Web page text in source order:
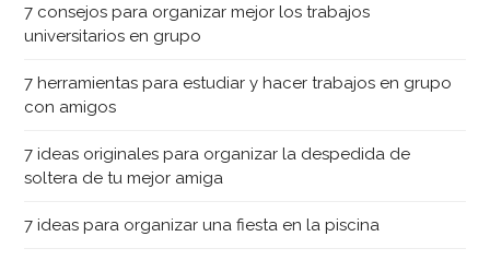
7 consejos para organizar mejor los trabajos
universitarios en grupo
7 herramientas para estudiar y hacer trabajos en grupo
con amigos
7 ideas originales para organizar la despedida de
soltera de tu mejor amiga
7 ideas para organizar una fiesta en la piscina